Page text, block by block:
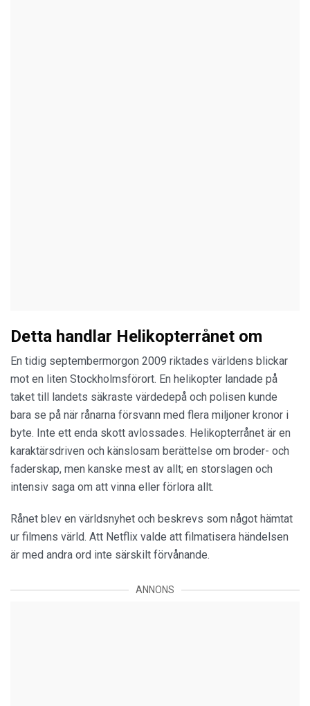
Detta handlar Helikopterrånet om
En tidig septembermorgon 2009 riktades världens blickar
mot en liten Stockholmsförort. En helikopter landade på
taket till landets säkraste värdedepå och polisen kunde
bara se på när rånarna försvann med flera miljoner kronor i
byte. Inte ett enda skott avlossades. Helikopterrånet är en
karaktärsdriven och känslosam berättelse om broder- och
faderskap, men kanske mest av allt; en storslagen och
intensiv saga om att vinna eller förlora allt.
Rånet blev en världsnyhet och beskrevs som något hämtat
ur filmens värld. Att Netflix valde att filmatisera händelsen
är med andra ord inte särskilt förvånande.
ANNONS